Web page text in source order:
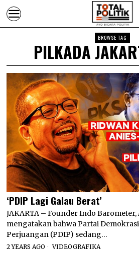
BROWSE TAG
PILKADA
‘PDIP Lagi Galau Berat’
JAKARTA – Founder Indo
mengatakan bahwa Partai
Perjuangan (PDIP) sedang…
2 YEARS AGO VIDEOGRAFIKA